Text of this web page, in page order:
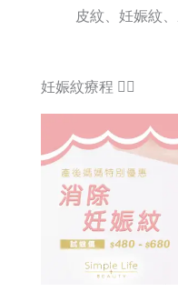
皮紋、妊娠紋、
妊娠紋療程 👈🏻